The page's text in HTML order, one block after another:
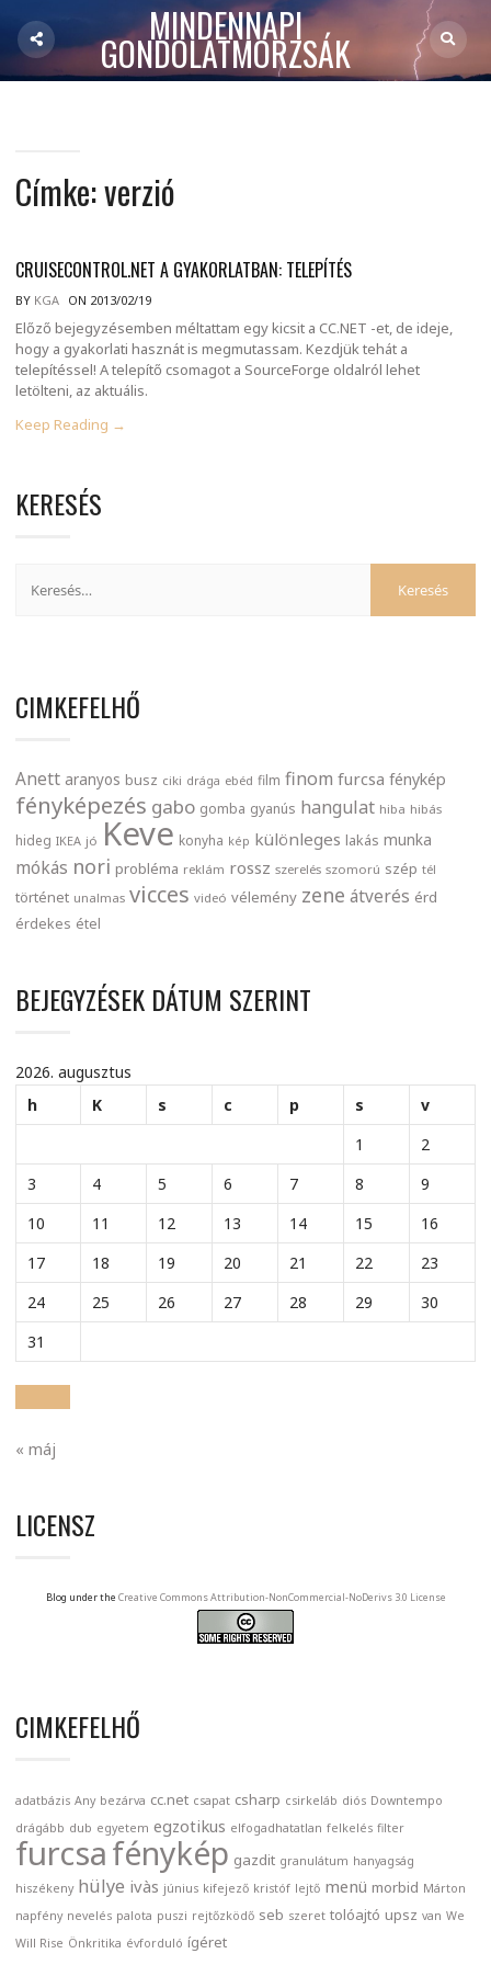
MINDENNAPI
GONDOLATMORZSÁK
Címke:verzió
CRUISECONTROL.NET A GYAKORLATBAN: TELEPÍTÉS
BY KGA ON 2013/02/19
Előző bejegyzésemben méltattam egy kicsit a CC.NET -et, de ideje,
hogy a gyakorlati hasznát is megmutassam. Kezdjük tehát a
telepítéssel! A telepítő csomagot a SourceForge oldalról lehet
letölteni, az aktuális.
Keep Reading →
KERESÉS
CIMKEFELHŐ
Anett aranyos busz ciki drága ebéd film finom furcsa fénykép
fényképezés gabo gomba gyanús hangulat hiba hibás
hideg IKEA jó Keve konyha kép különleges lakás munka
mókás nori probléma reklám rossz szerelés szomorú szép tél
történet unalmas vicces videó vélemény zene átverés érd
érdekes étel
BEJEGYZÉSEK DÁTUM SZERINT
2026. augusztus
h
K s c p s
v
1
2
3
4 5 6 7 8
9
10
11 12 13 14 15
16
17
18 19 20 21 22
23
24
25 26 27 28 29
30
31
« máj
LICENSZ
Blog under the Creative Commons Attribution-NonCommercial-NoDerivs 3.0 License
CIMKEFELHŐ
adatbázis Any bezárva cc.net csapat csharp csirkeláb diós Downtempo
drágább dub egyetem egzotikus elfogadhatatlan felkelés filter
furcsafénykép gazdit granulátum hanyagság
hiszékeny hülye ivàs június kifejező kristóf lejtő menü morbid Márton
napfény nevelés palota puszi rejtőzködő seb szeret tolóajtó upsz van We
Will Rise Önkritika évforduló ígéret